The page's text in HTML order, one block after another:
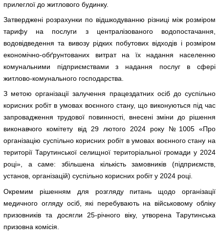
прилеглої до житлового будинку.
Затверджені розрахунки по відшкодуванню різниці між розміром
тарифу на послуги з централізованого водопостачання,
водовідведення та вивозу рідких побутових відходів і розміром
економічно-обґрунтованих витрат на їх надання населенню
комунальними підприємствами з надання послуг в сфері
житлово-комунального господарства.
З метою організації залучення працездатних осіб до суспільно
корисних робіт в умовах воєнного стану, що виконуються під час
запровадження трудової повинності, внесені зміни до рішення
виконавчого комітету від 29 лютого 2024 року №1005 «Про
організацію суспільно корисних робіт в умовах воєнного стану на
території Тарутинської селищної територіальної громади у 2024
році», а саме: збільшена кількість замовників (підприємств,
установ, організацій) суспільно корисних робіт у 2024 році.
Окремим рішенням для розгляду питань щодо організації
медичного огляду осіб, які перебувають на військовому обліку
призовників та досягли 25-річного віку, утворена Тарутинська
призовна комісія.